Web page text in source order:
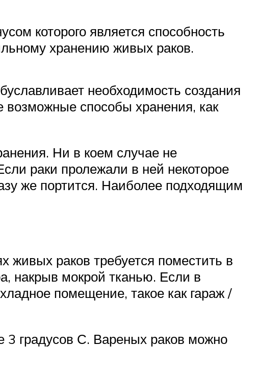
которого является способность
хранению живых раков.
необходимость создания
способы хранения, как
Ни в коем случае не
раки пролежали в ней некоторое
же портится. Наиболее подходящим
раков требуется поместить в
накрыв мокрой тканью. Если в
помещение, такое как гараж /
градусов С. Вареных раков можно